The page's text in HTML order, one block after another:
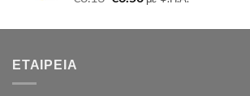
was: τιμή
ΕΤΑΙΡΕΊΑ